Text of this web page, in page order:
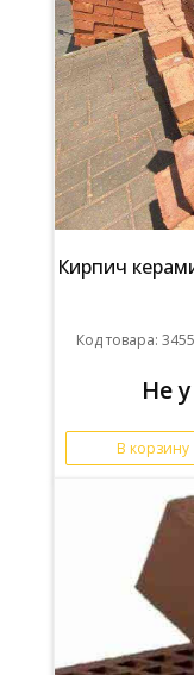
Кирпич
Код товара: 3455
Не
В корзину